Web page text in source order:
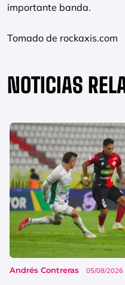
importante banda.
Tomado de rockaxis.com
NOTICIAS
Andrés Contreras 05/08/2026